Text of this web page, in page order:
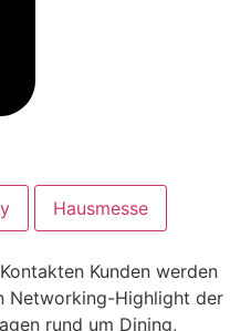
Hausmesse
Kunden werden
Networking-Highlight der
rund um Dining,